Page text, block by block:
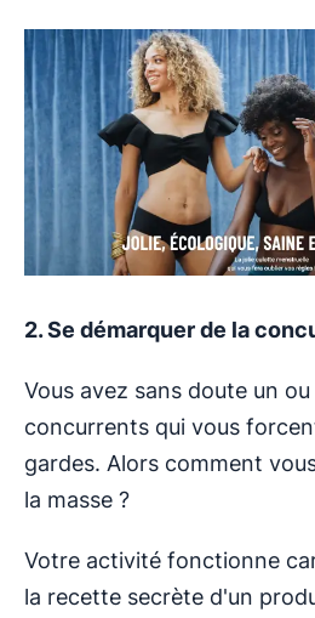
2.Se démarquer de la
Vous avez sans doute un
concurrents qui vous
gardes. Alors comment
la masse ?
Votre activité fonctionne
la recette secrète d'un